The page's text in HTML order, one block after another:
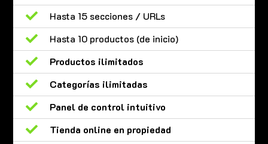

Hasta 15 secciones / URLs

Hasta 10 productos (de inicio)

Productos ilimitados

Categorías ilimitadas

Panel de control intuitivo

Tienda online en propiedad